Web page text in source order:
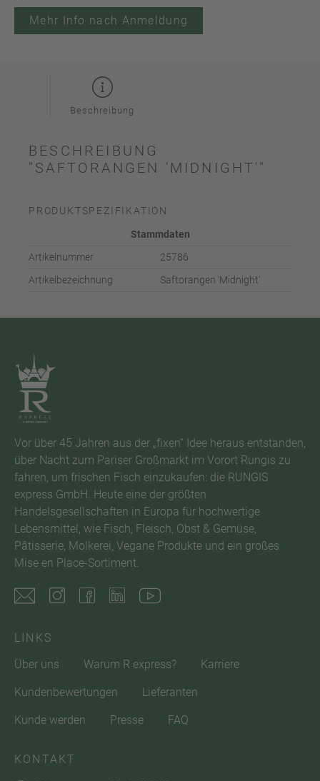
Mehr Info nach Anmeldung
Beschreibung
BESCHREIBUNG
"SAFTORANGEN 'MIDNIGHT'"
PRODUKTSPEZIFIKATION
Stammdaten
Artikelnummer
25786
Artikelbezeichnung
Saftorangen 'Midnight'
Vor über 45 Jahren aus der „fixen“ Idee heraus entstanden,
über Nacht zum Pariser Großmarkt im Vorort Rungis zu
fahren, um frischen Fisch einzukaufen: die RUNGIS
express GmbH. Heute eine der größten
Handelsgesellschaften in Europa für hochwertige
Lebensmittel, wie Fisch, Fleisch, Obst & Gemüse,
Pâtisserie, Molkerei, Vegane Produkte und ein großes
Mise en Place-Sortiment.
LINKS
Über uns
Warum R express? Karriere
Kundenbewertungen Lieferanten
Kunde werden Presse FAQ
KONTAKT